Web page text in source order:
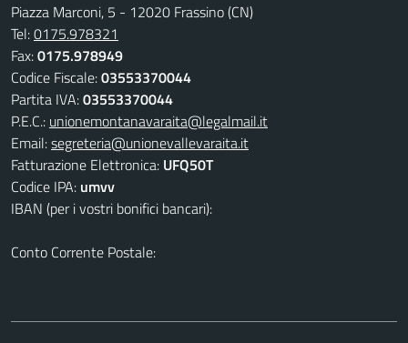
Piazza Marconi, 5 - 12020 Frassino (CN)
Tel:0175.978321
Fax:0175.978949
Codice Fiscale:03553370044
Partita IVA:03553370044
P.E.C.: unionemontanavaraita@legalmail.it
Email:segreteria@unionevallevaraita.it
Fatturazione Elettronica: UFQ50T
Codice IPA: umvv
IBAN (per i vostri bonifici bancari):
Conto Corrente Postale: